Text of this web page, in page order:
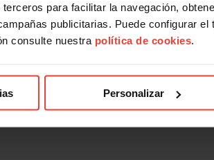
para facilitar la navegación,
publicitarias. Puede configurar
consulte nuestra política de cookies.
Personalizar
Te contamos
Acción Sindical
laborales
27 JULIO, 2026